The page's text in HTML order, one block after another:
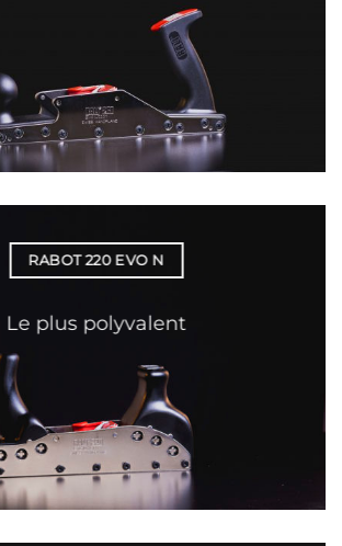
RABOT 220 EVO N
Le plus polyvalent